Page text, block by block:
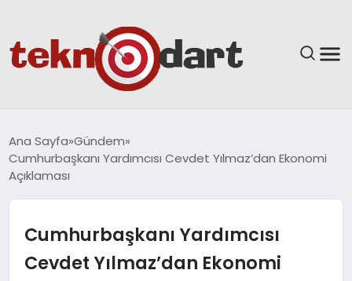
YAŞAM
Ana Sayfa Gündem
Cumhurbaşkanı Yardımcısı Cevdet Yılmaz’dan Ekonomi
Açıklaması
Cumhurbaşkanı Yardımcısı
Cevdet Yılmaz’dan Ekonomi